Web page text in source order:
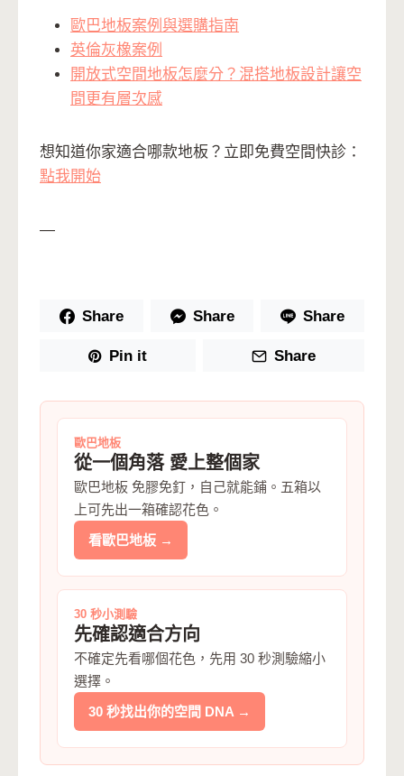
歐巴地板案例與選購指南
英倫灰橡案例
開放式空間地板怎麼分？混搭地板設計讓空
間更有層次感
想知道你家適合哪款地板？立即免費空間快診：
點我開始
—
Share Share Share
Pin it Share
歐巴地板
從一個角落 愛上整個家
歐巴地板 免膠免釘，自己就能鋪。五箱以
上可先出一箱確認花色。
看歐巴地板 →
30 秒小測驗
先確認適合方向
不確定先看哪個花色，先用 30 秒測驗縮小
選擇。
30 秒找出你的空間 DNA →